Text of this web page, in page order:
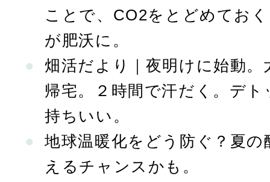
ことで、CO2をとどめてお
が肥沃に。
畑活だより｜夜明けに始動
帰宅。２時間で汗だく。デ
持ちいい。
地球温暖化をどう防ぐ？夏
えるチャンスかも。